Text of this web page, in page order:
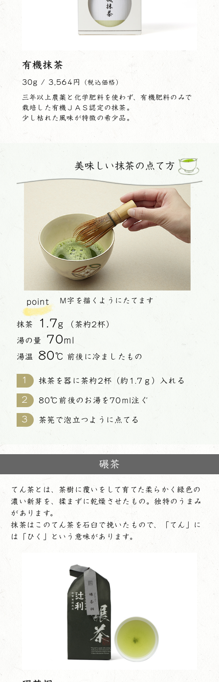
有機抹茶
30g / 3,564円 （税込価格）
三年以上農薬と化学肥料を使わず、有機肥料のみで
栽培した有機ＪＡＳ認定の抹茶。
少し枯れた風味が特徴の希少品。
美味しい抹茶の点て方
point M字を描くようにたてます
抹茶 1.7g （茶杓2杯）
湯の量 70ml
湯温 80℃ 前後に冷ましたもの
抹茶を器に茶杓2杯（約1.7ｇ）入れる
80℃前後のお湯を70ml注ぐ
茶筅で泡立つように点てる
碾茶
てん茶とは、茶樹に覆いをして育てた柔らかく緑色の
濃い新芽を、揉まずに乾燥させたもの。独特のうまみ
があります。
抹茶はこのてん茶を石臼で挽いたもので、「てん」に
は「ひく」という意味があります。